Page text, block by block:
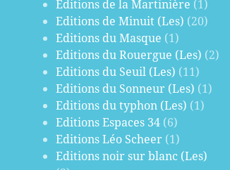
Editions de la Martinière (1)
Editions de Minuit (Les) (20)
Editions du Masque (1)
Editions du Rouergue (Les) (2)
Editions du Seuil (Les) (11)
Editions du Sonneur (Les) (1)
Editions du typhon (Les) (1)
Editions Espaces 34 (6)
Editions Léo Scheer (1)
Editions noir sur blanc (Les)